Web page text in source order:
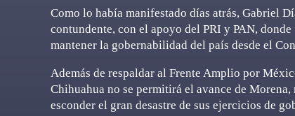
Como lo había manifestado días atrás, Gabriel
contundente, con el apoyo del PRI y PAN,
mantener la gobernabilidad del país desde el
Además de respaldar al Frente Amplio por
Chihuahua no se permitirá el avance de
esconder el gran desastre de sus ejercicios de